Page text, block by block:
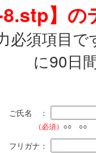
8.stp】
必須項目
に90日
ご氏名 ：
（必須） ○○ ○○
フリガナ：